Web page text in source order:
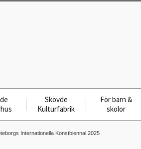
Skövde
Kulturfabrik
För barn &
skolor
Internationella Konstbiennal 2025